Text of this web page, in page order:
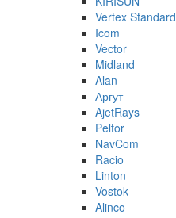
Vertex Standard
Icom
Vector
Midland
Alan
Аргут
AjetRays
Peltor
NavCom
Racio
Linton
Vostok
Alinco